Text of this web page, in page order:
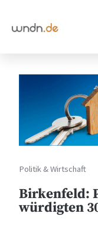
Politik & Wirtschaft
Birkenfeld:
würdigten